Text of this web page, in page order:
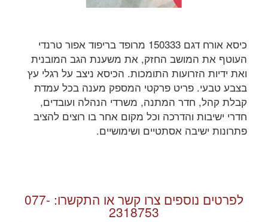
כיסא אורח דגם 150333 מרופד בריפוד אפור טרנדי
העוטף את המושב החזק, את משענת הגב המובנית
ואת ידיות הזרועות התומכות. הכיסא ניצב על רגלי עץ
בצבע טבעי. פריט פרקטי המספק מענה בכל עמדת
קבלת קהל, חדר המתנה, משרדי הנהלה ועובדים,
חדרי ישיבות והדרכה וכל מקום אחר בו רוצים להציב
פתרונות ישיבה אסתטיים ושימושיים.
לפרטים נוספים צרו קשר או התקשרו: 077-
2318753